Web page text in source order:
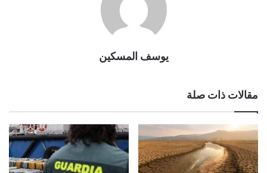
يوسف المسكين
مقالات ذات صلة